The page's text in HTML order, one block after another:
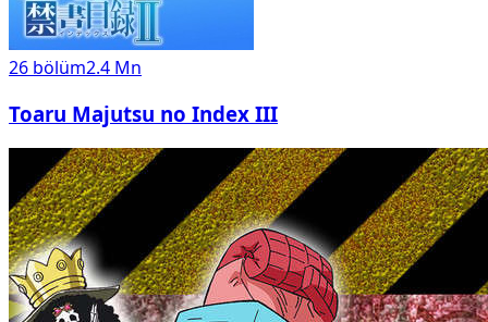
26 bölüm2.4 Mn
Toaru Majutsu no Index III